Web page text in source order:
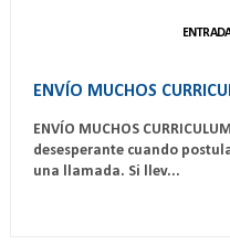
ENVÍO MUCHOS
ENVÍO MUCHOS
desesperante cuando
una llamada. Si llev...